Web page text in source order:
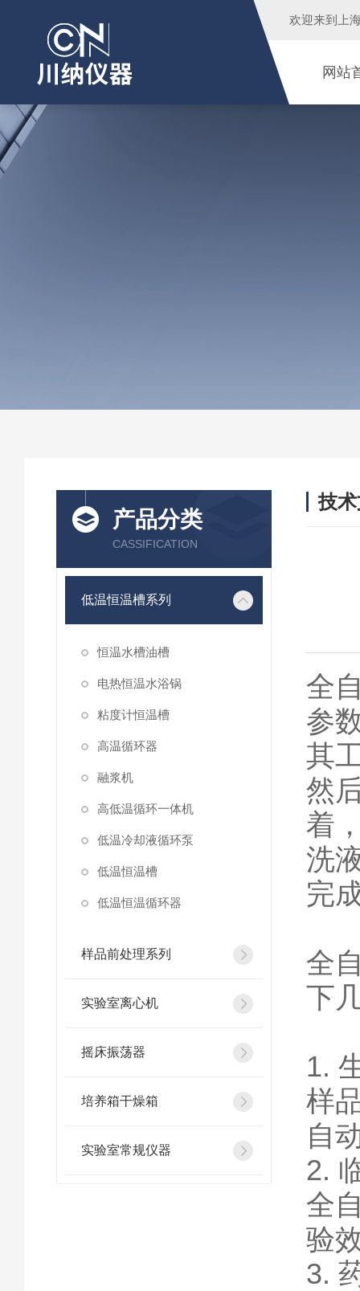
欢迎来到 上
网站
产品分类
CASSIFICATION
低温恒温槽系列
恒温水槽油槽
电热恒温水浴锅
粘度计恒温槽
高温循环器
融浆机
高低温循环一体机
低温冷却液循环泵
低温恒温槽
低温恒温循环器
样品前处理系列
实验室离心机
摇床振荡器
培养箱干燥箱
实验室常规仪器
技
全
参
其
然
着
洗
完
全
下
1.
样
自
2.
全
验
3.